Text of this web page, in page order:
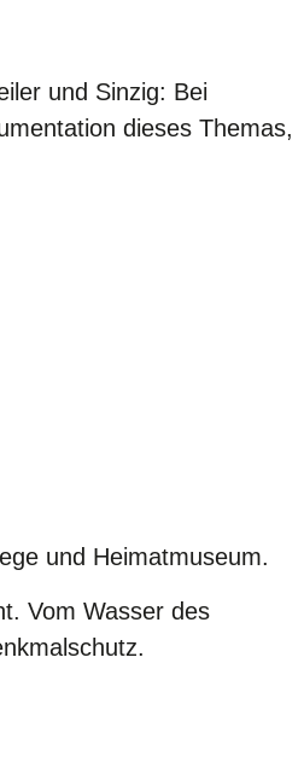
und Sinzig: Bei
dieses Themas,
und Heimatmuseum.
Vom Wasser des